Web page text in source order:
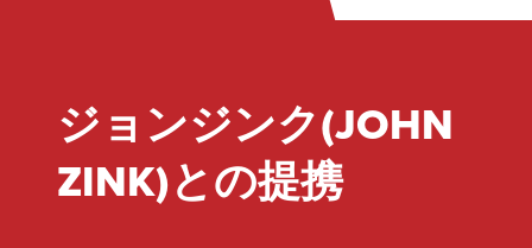
ジョンジンク(JOHN
ZINK)との提携